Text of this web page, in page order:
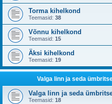
Torma kihelkond
Teemasid: 38
Võnnu kihelkond
Teemasid: 15
Äksi kihelkond
Teemasid: 19
Valga linn ja seda
Valga linn ja seda
Teemasid: 18